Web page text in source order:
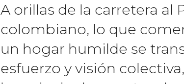
A orillas de la carretera al
colombiano, lo que
un hogar humilde se
esfuerzo y visión